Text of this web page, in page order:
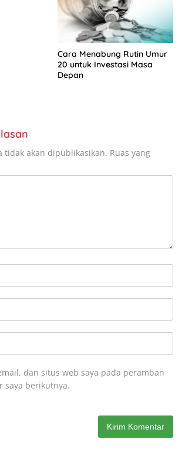
Cara Menabung Rutin Umur
20 untuk Investasi Masa
Depan
tidak akan dipublikasikan. Ruas yang
dan situs web saya pada peramban
saya berikutnya.